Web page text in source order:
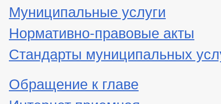
Муниципальные услуги
Нормативно-правовые акты
Стандарты муниципальных
Обращение к главе